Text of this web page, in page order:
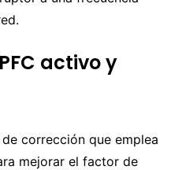
activo y
corrección que emplea
mejorar el factor de